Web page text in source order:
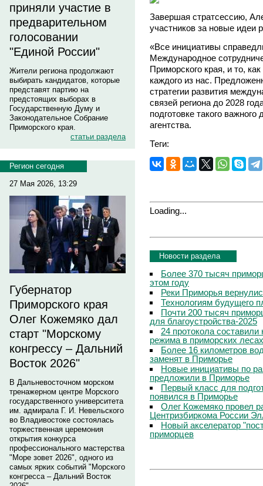
приняли участие в
предварительном
голосовании
"Единой России"
Жители региона продолжают
выбирать кандидатов, которые
представят партию на
предстоящих выборах в
Государственную Думу и
Законодательное Собрание
Приморского края.
статьи раздела
Регион сегодня
27 Мая 2026, 13:29
Губернатор
Приморского края
Олег Кожемяко дал
старт "Морскому
конгрессу – Дальний
Восток 2026"
В Дальневосточном морском
тренажерном центре Морского
государственного университета
им. адмирала Г. И. Невельского
во Владивостоке состоялась
торжественная церемония
открытия конкурса
профессионального мастерства
"Море зовет 2026", одного из
самых ярких событий "Морского
конгресса – Дальний Восток
Завершая стратсессию,
участников за новые идеи
«Все инициативы
Международное
Приморского края, и то,
каждого из нас.
стратегии развития
связей региона до 2028
подготовке такого
агентства.
Теги:
Loading...
Новости раздела
Более 370 тысяч
этом году
Реки Приморья
Технологиям будущего
Почти 200 тысяч
для благоустройства-2025
24 протокола
режима в приморских лесах
Более 16 километров
заменят в Приморье
Новые инициативы по
предложили в Приморье
Первый класс для
появился в Приморье
Олег Кожемяко провел
Центризбиркома России
Новый акселератор
приморцев